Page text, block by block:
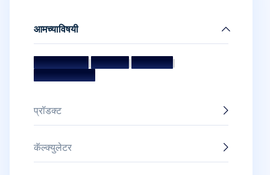
आमच्याविषयी
मिशन आणि व्हिजन|मॅनेजमेंट टीम|संचालक मंडळ|
पुरस्कार आणि सन्मान
प्रॉडक्ट
कॅल्क्युलेटर